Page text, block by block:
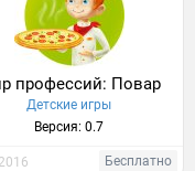
профессий: Повар
Детские игры
Версия: 0.7
Бесплатно